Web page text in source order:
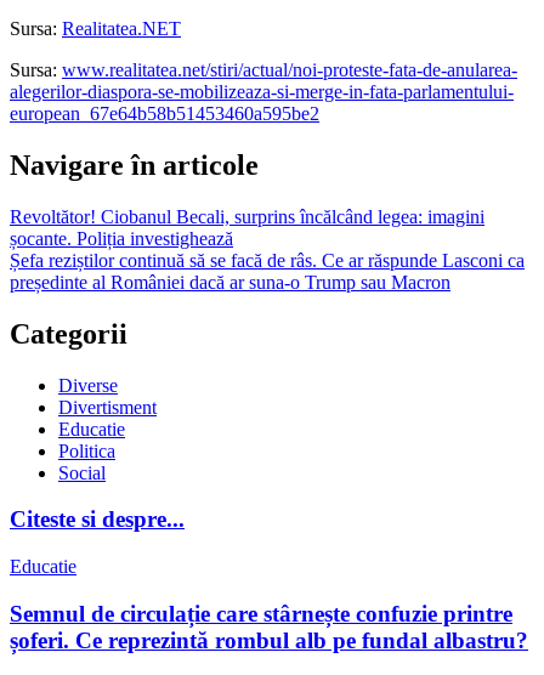
Sursa: Realitatea.NET
Sursa: www.realitatea.net/stiri/actual/noi-proteste-fata-de-anularea-
alegerilor-diaspora-se-mobilizeaza-si-merge-in-fata-parlamentului-
european_67e64b58b51453460a595be2
Navigare în articole
Revoltător! Ciobanul Becali, surprins încălcând legea: imagini
șocante. Poliția investighează
Șefa reziștilor continuă să se facă de râs. Ce ar răspunde Lasconi ca
președinte al României dacă ar suna-o Trump sau Macron
Categorii
Diverse
Divertisment
Educatie
Politica
Social
Citeste si despre...
Educatie
Semnul de circulație care stârnește confuzie printre
șoferi. Ce reprezintă rombul alb pe fundal albastru?